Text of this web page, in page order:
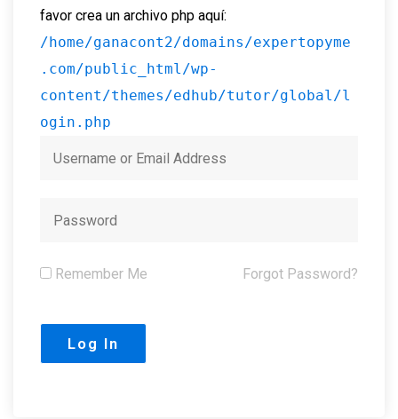
favor crea un archivo php aquí:
/home/ganacont2/domains/expertopyme
.com/public_html/wp-
content/themes/edhub/tutor/global/l
ogin.php
Remember Me Forgot Password?